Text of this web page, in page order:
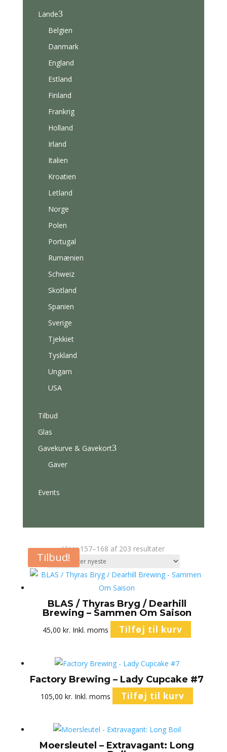
Lande3
Belgien
Danmark
England
Estland
Finland
Frankrig
Holland
Irland
Italien
Kroatien
Letland
Norge
Polen
Portugal
Rumænien
Schweiz
Skotland
Spanien
Sverige
Tjekkiet
Tyskland
Ungarn
USA
Tilbud
Glas
Gavekurve & Gavekort3
Gaver
Events
Viser 157–168 af 203 resultaterSorteret
efter
seneste
BLAS / Thyras Bryg / Dearhill
Brewing – Sammen Om Saison
45,00kr. Inkl. moms Tilføj til kurv
Factory Brewing – Lady Cupcake #7
105,00kr. Inkl. moms Tilføj til kurv
Moersleutel – Extravagant: Long
Tilbud!